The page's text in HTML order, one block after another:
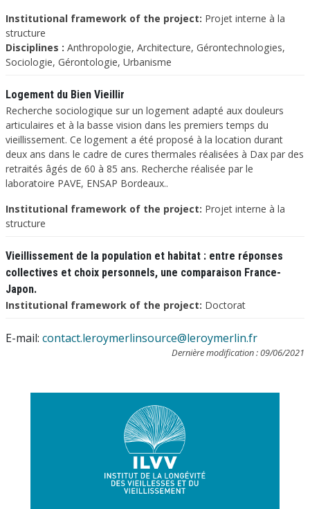
Institutional framework of the project: Projet interne à la
structure
Disciplines : Anthropologie, Architecture, Gérontechnologies,
Sociologie, Gérontologie, Urbanisme
Logement du Bien Vieillir
Recherche sociologique sur un logement adapté aux douleurs
articulaires et à la basse vision dans les premiers temps du
vieillissement. Ce logement a été proposé à la location durant
deux ans dans le cadre de cures thermales réalisées à Dax par des
retraités âgés de 60 à 85 ans. Recherche réalisée par le
laboratoire PAVE, ENSAP Bordeaux..
Institutional framework of the project: Projet interne à la
structure
Vieillissement de la population et habitat : entre réponses
collectives et choix personnels, une comparaison France-
Japon.
Institutional framework of the project: Doctorat
E-mail: contact.leroymerlinsource@leroymerlin.fr
Dernière modification : 09/06/2021